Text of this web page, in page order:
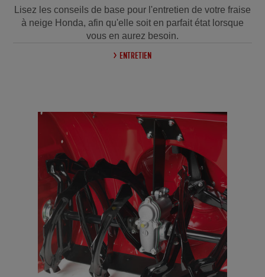
Lisez les conseils de base pour l'entretien de votre fraise
à neige Honda, afin qu'elle soit en parfait état lorsque
vous en aurez besoin.
ENTRETIEN